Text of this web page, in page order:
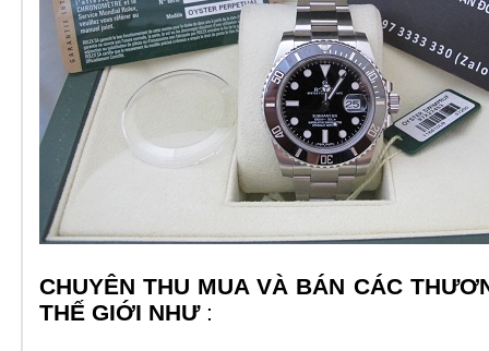
CHUYÊN THU MUA VÀ BÁN CÁC
THẾ GIỚI NHƯ: